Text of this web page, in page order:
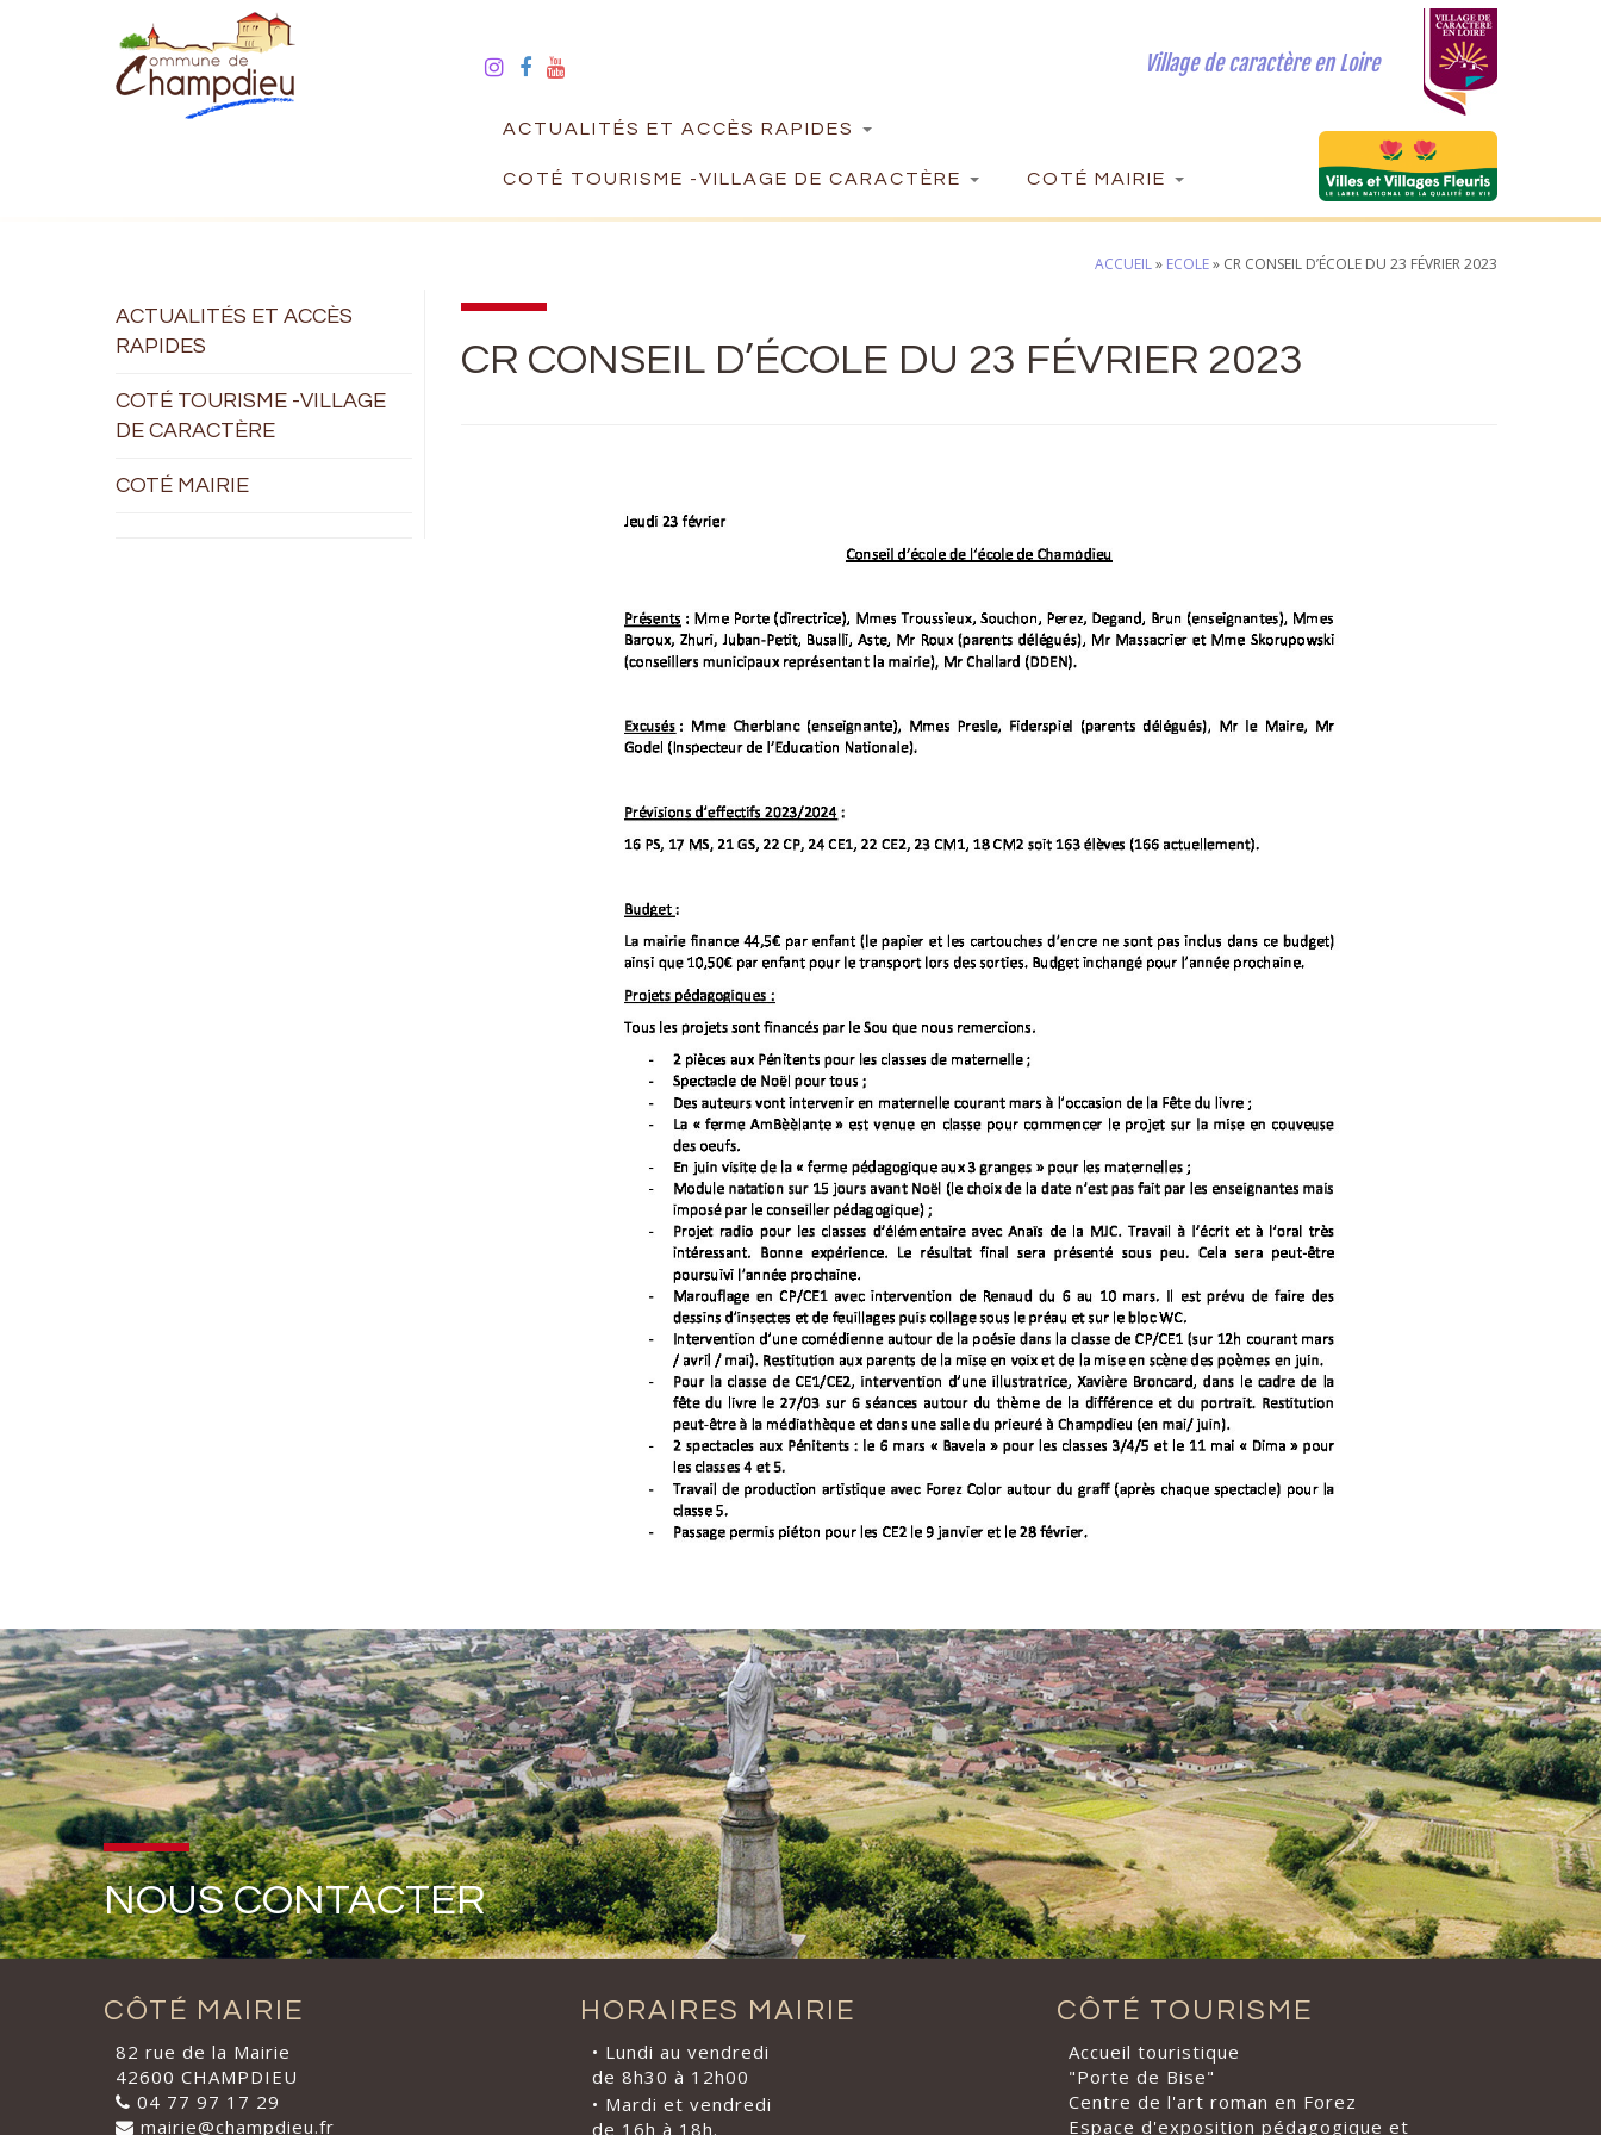
Village de caractère en Loire
ACTUALITÉS ET ACCÈS RAPIDES
COTÉ TOURISME -VILLAGE DE CARACTÈRE COTÉ MAIRIE
ACCUEIL» ECOLE» CR CONSEIL D’ÉCOLE DU 23 FÉVRIER 2023
ACTUALITÉS ET ACCÈS
RAPIDES
COTÉ TOURISME -VILLAGE
DE CARACTÈRE
COTÉ MAIRIE
CR CONSEIL D’ÉCOLE DU 23 FÉVRIER 2023
NOUS CONTACTER
CÔTÉ MAIRIE
82 rue de la Mairie
42600 CHAMPDIEU
04 77 97 17 29
mairie@champdieu.fr
HORAIRES MAIRIE
• Lundi au vendredi
de 8h30 à 12h00
• Mardi et vendredi
de 16h à 18h.
CÔTÉ TOURISME
Accueil touristique
"Porte de Bise"
Centre de l'art roman en Forez
Espace d'exposition pédagogique et